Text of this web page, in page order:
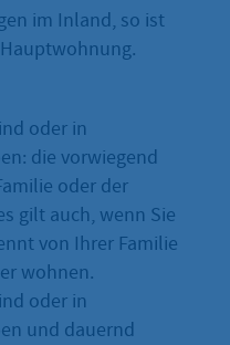
im Inland, so ist
oder in
die vorwiegend
oder der
gilt auch, wenn Sie
von Ihrer Familie
wohnen.
oder in
und dauernd